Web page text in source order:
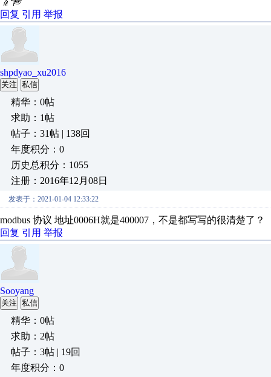
回复 引用 举报
shpdyao_xu2016
关注 私信
精华：0帖
求助：1帖
帖子：31帖 | 138回
年度积分：0
历史总积分：1055
注册：2016年12月08日
发表于：2021-01-04 12:33:22
modbus 协议 地址0006H就是400007，不是都写写的很清楚了？
回复 引用 举报
Sooyang
关注 私信
精华：0帖
求助：2帖
帖子：3帖 | 19回
年度积分：0